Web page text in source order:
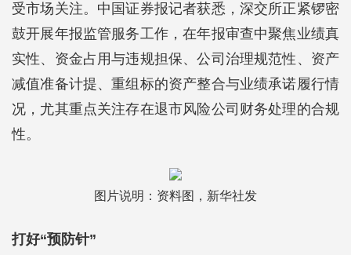
受市场关注。中国证券报记者获悉，深交所正紧锣密
鼓开展年报监管服务工作，在年报审查中聚焦业绩真
实性、资金占用与违规担保、公司治理规范性、资产
减值准备计提、重组标的资产整合与业绩承诺履行情
况，尤其重点关注存在退市风险公司财务处理的合规
性。
图片说明：资料图，新华社发
打好“预防针”